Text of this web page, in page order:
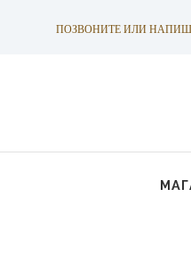
ПОЗВОНИТЕ ИЛИ